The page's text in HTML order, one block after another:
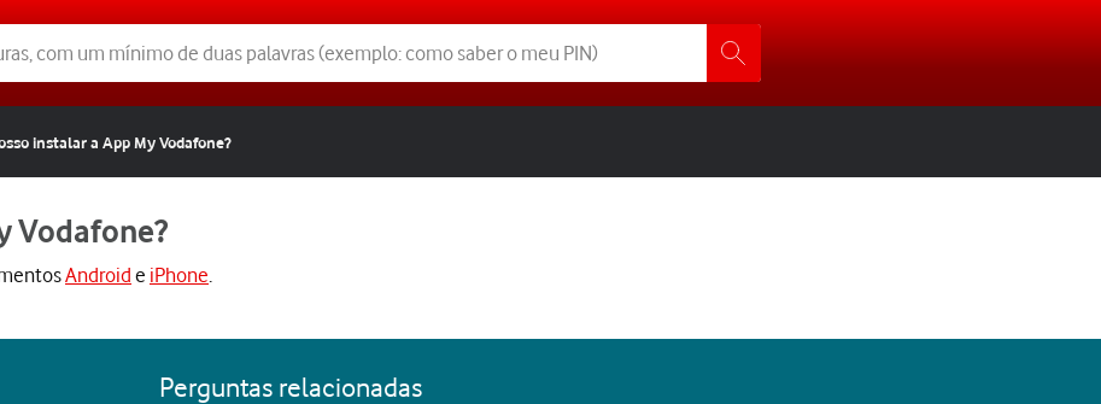
instalar a App My Vodafone?
Vodafone?
Androide iPhone
Perguntas relacionadas